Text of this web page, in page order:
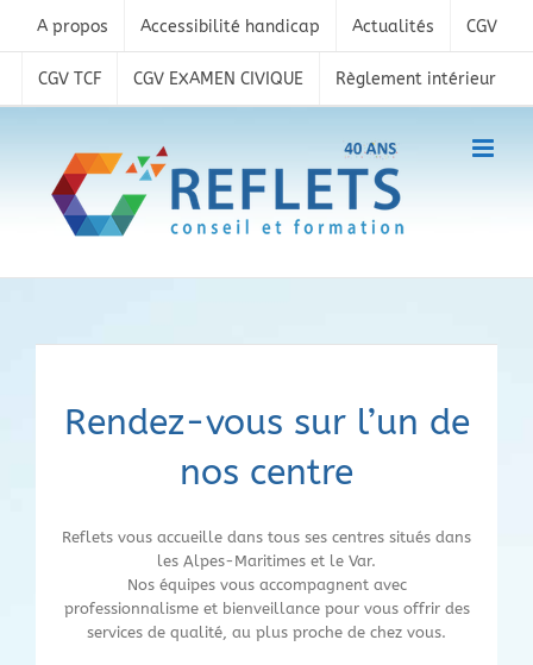
content
A propos Accessibilité handicap Actualités CGV
CGV TCF CGV EXAMEN CIVIQUE Règlement intérieur
Rendez-vous sur l’un de
nos centre
Reflets vous accueille dans tous ses centres situés dans
les Alpes-Maritimes et le Var.
Nos équipes vous accompagnent avec
professionnalisme et bienveillance pour vous offrir des
services de qualité, au plus proche de chez vous.